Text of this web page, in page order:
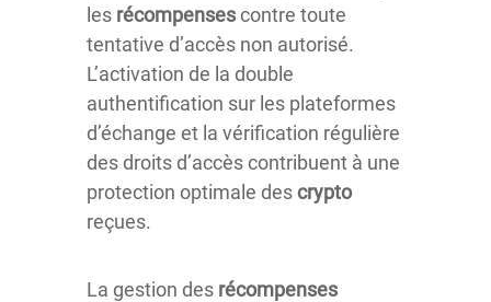
les récompensescontre toute
tentative d’accès non autorisé.
L’activation de la double
authentification sur les plateformes
d’échange et la vérification régulière
des droits d’accès contribuent à une
protection optimale descrypto
reçues.
La gestion des récompenses